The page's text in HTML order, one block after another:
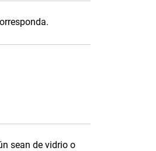
sean de vidrio o